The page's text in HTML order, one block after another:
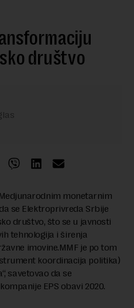
društvo
monetarnim
se Elektroprivreda Srbije
društvo, što se u javnosti
tehnologija i širenja
imovine.MMF je po tom
koordinacija politika)
savetovao da se
EPS obavi 2020.